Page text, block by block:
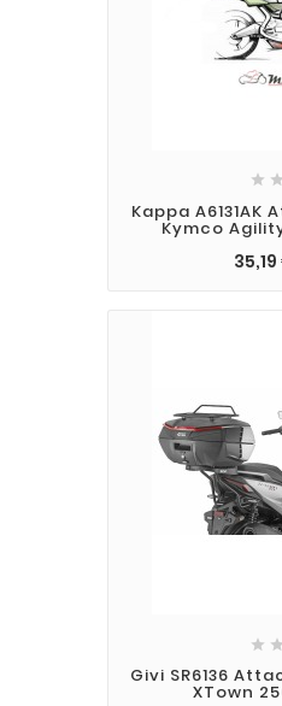
 
Kappa
Kymco
 
Givi SR6136
XTown